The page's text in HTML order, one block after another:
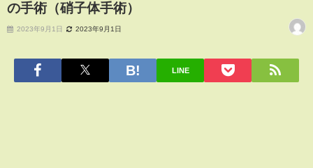
の手術（硝子体手術）
2023年9月1日 2023年9月1日
LINE